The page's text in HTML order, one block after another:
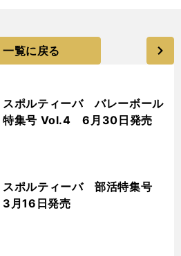
一覧に戻る
スポルティーバ バレーボール
特集号 Vol.4 6月30日発売
スポルティーバ 部活特集号
3月16日発売